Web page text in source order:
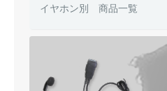
イヤホン別 商品一覧